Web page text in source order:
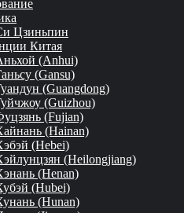
Цзиньпин
Китая
(Anhui)
(Gansu)
(Guangdong)
(Guizhou)
(Fujian)
(Hainan)
(Hebei)
(Heilongjiang)
(Henan)
(Hubei)
(Hunan)